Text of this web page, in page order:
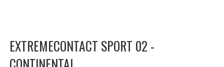
EXTREMECONTACT SPORT 02 -